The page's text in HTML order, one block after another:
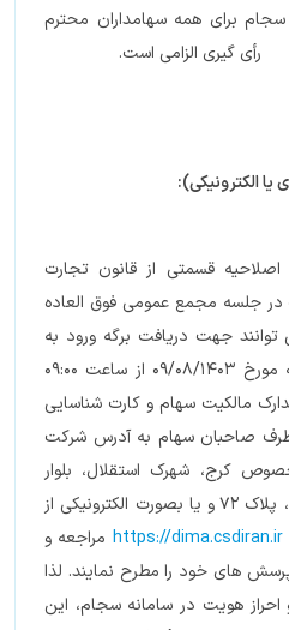
برای همه سهامداران محترم
گیری الزامی است.
الکترونیکی):
به ماده 99 لایحه اصلاحیه قسمتی از قانون تجارت
در جلسه مجمع عمومی فوق العاده
جهت دریافت برگه ورود به
جلسه مجمع در روز چهارشنبه مورخ 09/08/1403 از ساعت 09:00
مدارک مالکیت سهام و کارت شناسایی
طرف صاحبان سهام به آدرس شرکت
8 جاده مخصوص کرج، شهرک استقلال، بلوار
دکتر عبیدی، پلاک 72 و یا بصورت الکترونیکی از
https://dima.csdiran.ir مراجعه و
های خود را مطرح نمایند. لذا
هویت در سامانه سجام، این